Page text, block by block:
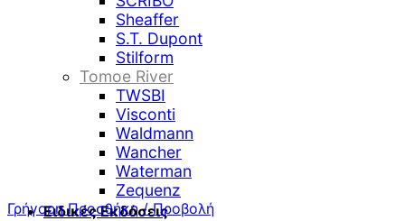
Sheaffer
S.T. Dupont
Stilform
Tomoe River
TWSBI
Visconti
Waldmann
Wancher
Waterman
Zequenz
Ειδικές Εκδόσεις
Γρήγορη Προσθήκη / Προβολή